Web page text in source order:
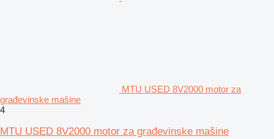
MTU USED 8V2000 motor za
građevinske mašine
4
MTU USED 8V2000 motor za građevinske mašine